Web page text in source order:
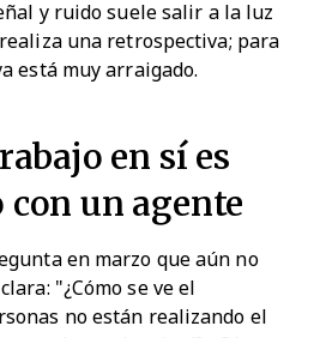
y ruido suele salir a la luz
una retrospectiva; para
está muy arraigado.
en sí es
un agente
en marzo que aún no
"¿Cómo se ve el
no están realizando el